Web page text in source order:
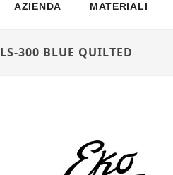
AZIENDA MATERIALI
LS-300 BLUE QUILTED